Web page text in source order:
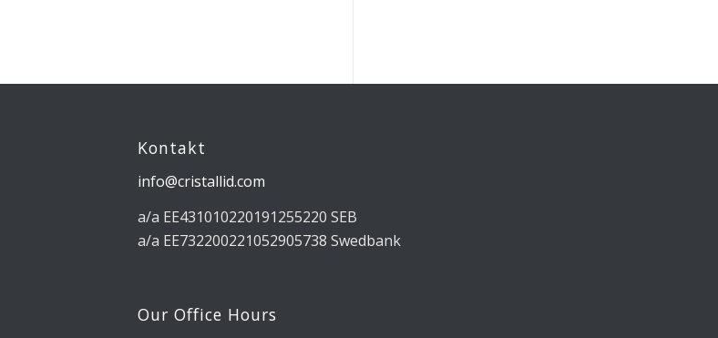
Kontakt
info@cristallid.com
a/a EE431010220191255220 SEB
a/a EE732200221052905738 Swedbank
Our Office Hours